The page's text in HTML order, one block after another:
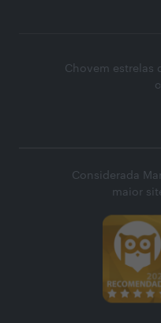
Chovem estrelas
Considerada
maior